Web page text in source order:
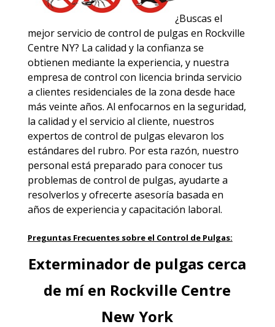
¿Buscas el
mejor servicio de control de pulgas en Rockville
Centre NY? La calidad y la confianza se
obtienen mediante la experiencia, y nuestra
empresa de control con licencia brinda servicio
a clientes residenciales de la zona desde hace
más veinte años. Al enfocarnos en la seguridad,
la calidad y el servicio al cliente, nuestros
expertos de control de pulgas elevaron los
estándares del rubro. Por esta razón, nuestro
personal está preparado para conocer tus
problemas de control de pulgas, ayudarte a
resolverlos y ofrecerte asesoría basada en
años de experiencia y capacitación laboral.
Preguntas Frecuentes sobre el Control de Pulgas:
Exterminador de pulgas cerca
de mí en Rockville Centre
New York